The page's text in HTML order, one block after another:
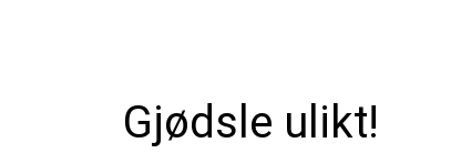
Gjødsle ulikt!